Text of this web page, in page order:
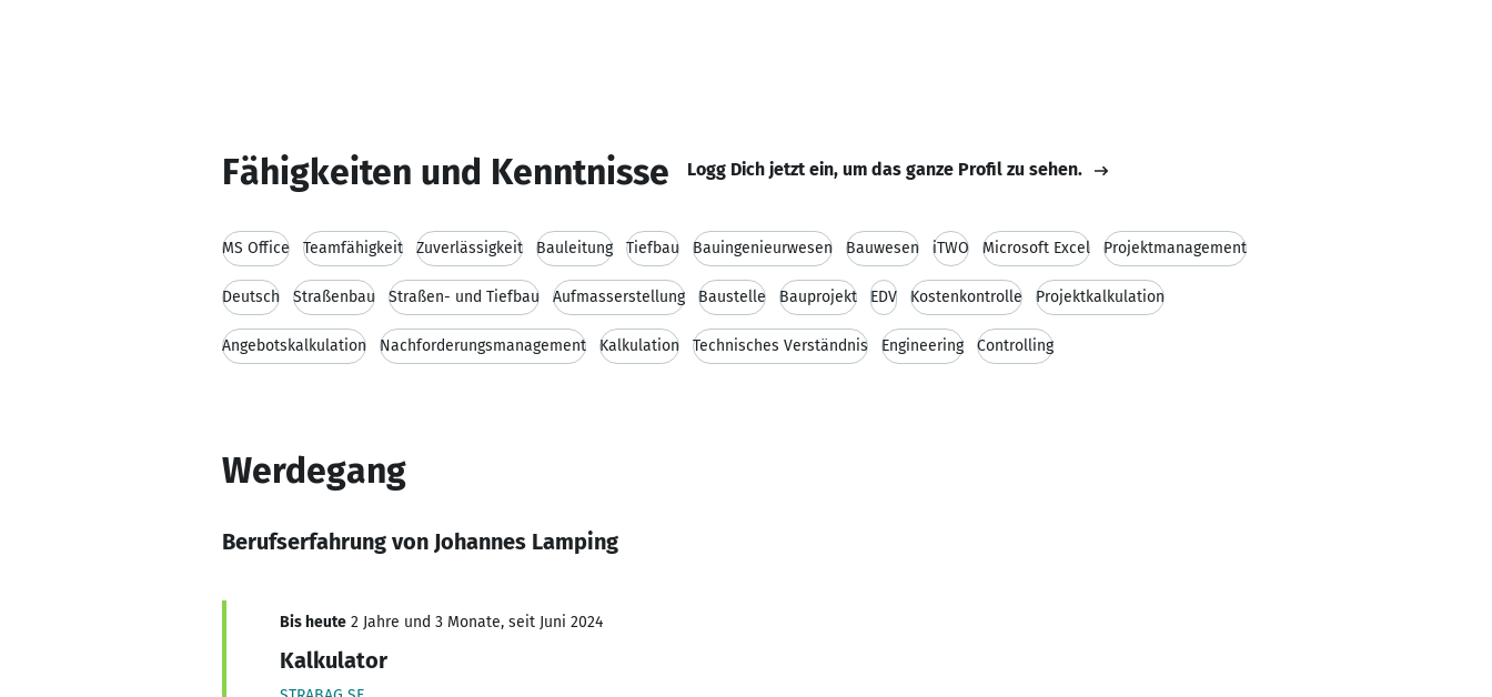
Fähigkeiten und Kenntnisse Logg Dich jetzt ein, um das ganze Profil zu sehen.
MS Office Teamfähigkeit Zuverlässigkeit Bauleitung Tiefbau Bauingenieurwesen Bauwesen iTWO Microsoft Excel Projektmanagement
Deutsch Straßenbau Straßen- und Tiefbau Aufmasserstellung Baustelle Bauprojekt EDV Kostenkontrolle Projektkalkulation
Angebotskalkulation Nachforderungsmanagement Kalkulation Technisches Verständnis Engineering Controlling
Werdegang
Berufserfahrung von Johannes Lamping
Bis heute 2 Jahre und 3 Monate, seit Juni 2024
Kalkulator